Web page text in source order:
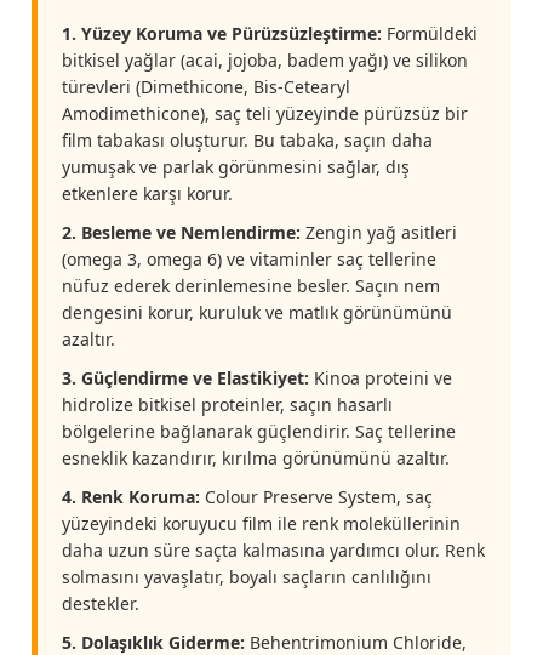
1. Yüzey Koruma ve Pürüzsüzleştirme: Formüldeki
bitkisel yağlar (acai, jojoba, badem yağı) ve silikon
türevleri (Dimethicone, Bis-Cetearyl
Amodimethicone), saç teli yüzeyinde pürüzsüz bir
film tabakası oluşturur. Bu tabaka, saçın daha
yumuşak ve parlak görünmesini sağlar, dış
etkenlere karşı korur.
2. Besleme ve Nemlendirme: Zengin yağ asitleri
(omega 3, omega 6) ve vitaminler saç tellerine
nüfuz ederek derinlemesine besler. Saçın nem
dengesini korur, kuruluk ve matlık görünümünü
azaltır.
3. Güçlendirme ve Elastikiyet: Kinoa proteini ve
hidrolize bitkisel proteinler, saçın hasarlı
bölgelerine bağlanarak güçlendirir. Saç tellerine
esneklik kazandırır, kırılma görünümünü azaltır.
4. Renk Koruma: Colour Preserve System, saç
yüzeyindeki koruyucu film ile renk moleküllerinin
daha uzun süre saçta kalmasına yardımcı olur. Renk
solmasını yavaşlatır, boyalı saçların canlılığını
destekler.
5. Dolaşıklık Giderme: Behentrimonium Chloride,